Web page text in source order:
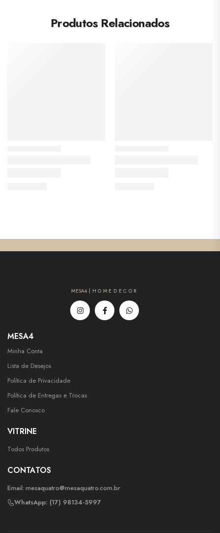
Produtos Relacionados
MESA4 | H O M E D E C O R
MESA4
Minha Conta
Lista de Desejos
Política de Privacidade
Política de Entregas e Trocas
Fale Conosco
VITRINE
Todos Produtos
CONTATOS
Email: mesaquatro@mesaquatro.com.br
WhatsApp: (17) 98134-5997